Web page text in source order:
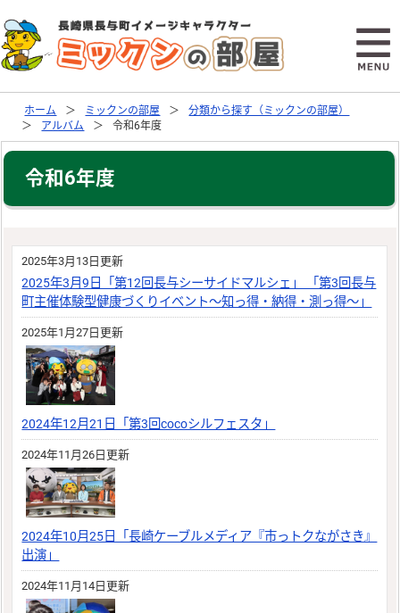
ホーム ミックンの部屋
分類から探す（ミックンの部屋）
アルバム
令和6年度
令和6年度
2025年3月13日更新
2025年3月9日「第12回長与シーサイドマルシェ」 「第3回長与
町主催体験型健康づくりイベント～知っ得・納得・測っ得～」
2025年1月27日更新
2024年12月21日「第3回cocoシルフェスタ」
2024年11月26日更新
2024年10月25日「長崎ケーブルメディア『市っトクながさき』
出演」
2024年11月14日更新